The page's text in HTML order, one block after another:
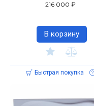
216 000 ₽
В корзину
Быстрая покупка